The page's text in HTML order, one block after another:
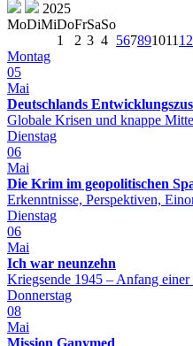
2025
MoDiMiDoFrSaSo
1
2 3 4 567891011 12
Montag
05
Mai
Deutschlands
Globale Krisen und knappe
Dienstag
06
Mai
Die Krim im geopolitischen
Erkenntnisse, Perspektiven,
Dienstag
06
Mai
Ich war neunzehn
Kriegsende 1945 – Anfang
Donnerstag
08
Mai
Mission Ganymed